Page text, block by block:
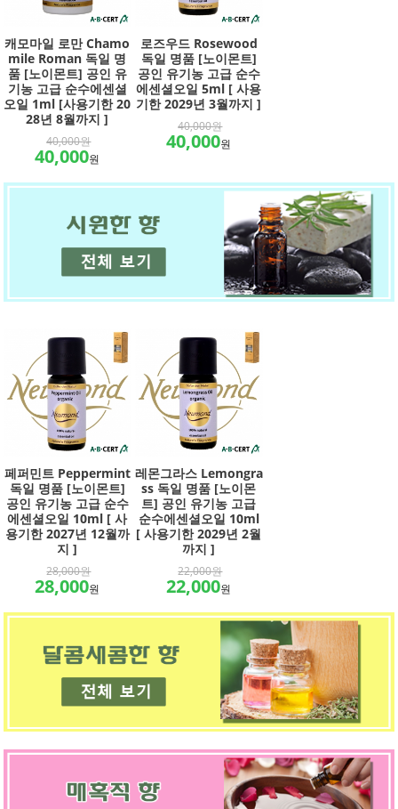
캐모마일 로만 Chamo
mile Roman 독일 명
품 [노이몬트] 공인 유
기농 고급 순수에센셜
오일 1ml [사용기한 20
28년 8월까지 ]
40,000원
40,000원
로즈우드 Rosewood
독일 명품 [노이몬트]
공인 유기농 고급 순수
에센셜오일 5ml [ 사용
기한 2029년 3월까지 ]
40,000원
40,000원
페퍼민트 Peppermint
독일 명품 [노이몬트]
공인 유기농 고급 순수
에센셜오일 10ml [ 사
용기한 2027년 12월까
지 ]
28,000원
28,000원
레몬그라스 Lemongra
ss 독일 명품 [노이몬
트] 공인 유기농 고급
순수에센셜오일 10ml
[ 사용기한 2029년 2월
까지 ]
22,000원
22,000원